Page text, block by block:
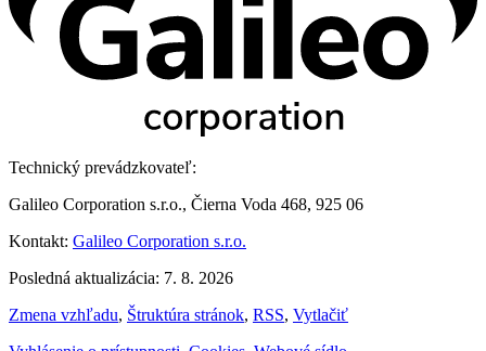
Technický prevádzkovateľ:
Galileo Corporation s.r.o., Čierna Voda 468, 925 06
Kontakt: Galileo Corporation s.r.o.
Posledná aktualizácia: 7. 8. 2026
Zmena vzhľadu, Štruktúra stránok, RSS, Vytlačiť